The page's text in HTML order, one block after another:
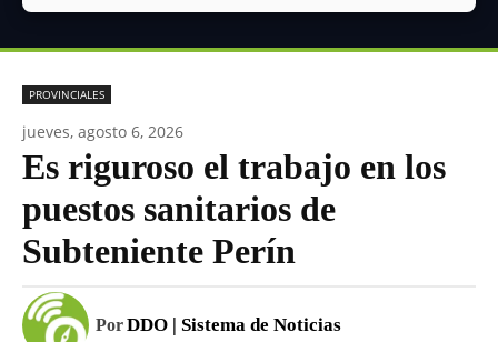
PROVINCIALES
jueves, agosto 6, 2026
Es riguroso el trabajo en los
puestos sanitarios de
Subteniente Perín
PorDDO | Sistema de Noticias